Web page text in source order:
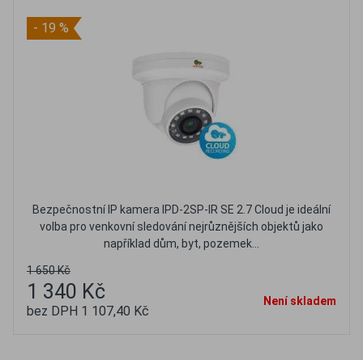
- 19 %
Bezpečnostní IP kamera IPD-2SP-IR SE 2.7 Cloud je ideální
volba pro venkovní sledování nejrůznějších objektů jako
například dům, byt, pozemek...
1 650 Kč
1 340 Kč
bez DPH 1 107,40 Kč
Není skladem